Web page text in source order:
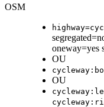
OSM
oneway=yes
OU
OU